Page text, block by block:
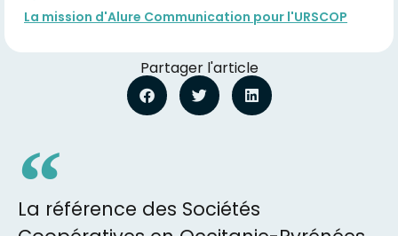
La mission d'Alure Communication pour l'URSCOP
Partager l'article
La référence des Sociétés